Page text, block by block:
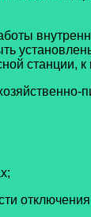
станции,